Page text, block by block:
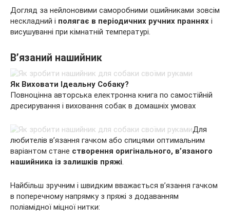
Догляд за нейлоновими саморобними ошийниками зовсім
нескладний і полягає в періодичних ручних праннях і
висушуванні при кімнатній температурі.
В’язаний нашийник
Як Виховати Ідеальну Собаку?
Повноцінна авторська електронна книга по самостійній
дресирування і виховання собак в домашніх умовах
Для
любителів в’язання гачком або спицями оптимальним
варіантом стане створення оригінального, в’язаного
нашийника із залишків пряжі.
Найбільш зручним і швидким вважається в’язання гачком
в поперечному напрямку з пряжі з додаванням
поліамідної міцної нитки: